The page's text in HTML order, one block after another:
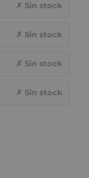
✗ Sin stock
✗ Sin stock
✗ Sin stock
✗ Sin stock